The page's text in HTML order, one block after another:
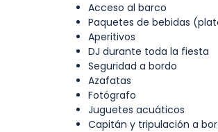
Acceso al barco
Paquetes de bebidas
Aperitivos
DJ durante toda la fiesta
Seguridad a bordo
Azafatas
Fotógrafo
Juguetes acuáticos
Capitán y tripulación a